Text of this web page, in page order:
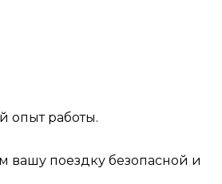
опыт работы.
вашу поездку безопасной и